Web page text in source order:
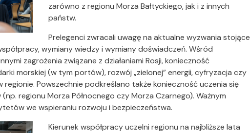
zarówno z regionu Morza Bałtyckiego, jak i z innych
państw.
Prelegenci zwracali uwagę na aktualne wyzwania stojące
wymiany wiedzy i wymiany doświadczeń. Wśród
zagrożenia związane z działaniami Rosji, konieczność
morskiej (w tym portów), rozwój „zielonej” energii, cyfryzacja czy
Powszechnie podkreślano także konieczność uczenia się
regionu Morza Północnego czy Morza Czarnego). Ważnym
we wspieraniu rozwoju i bezpieczeństwa.
Kierunek współpracy uczelni regionu na najbliższe lata